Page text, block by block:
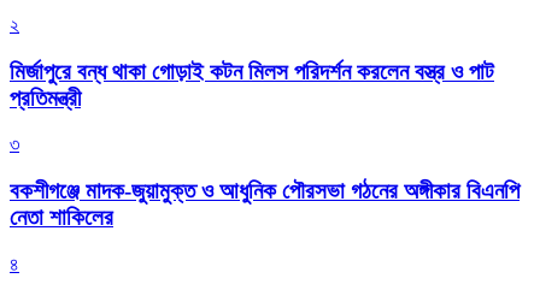
২
মির্জাপুরে বন্ধ থাকা গোড়াই কটন মিলস পরিদর্শন করলেন বস্ত্র ও পাট
প্রতিমন্ত্রী
৩
বকশীগঞ্জে মাদক-জুয়ামুক্ত ও আধুনিক পৌরসভা গঠনের অঙ্গীকার বিএনপি
নেতা শাকিলের
৪